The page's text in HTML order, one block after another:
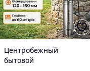
Центробежный
бытовой